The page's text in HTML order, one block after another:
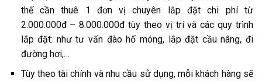
thế cần thuê 1 đơn vị chuyên lắp đặt chi phí từ
2.000.000đ – 8.000.000đ tùy theo vị trí và các quy trình
lắp đặt: như tư vấn đào hố móng, lắp đặt cầu nâng, đi
đường hơi,…
Tùy theo tài chính và nhu cầu sử dụng, mỗi khách hàng sẽ